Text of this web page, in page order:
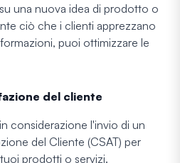
una nuova idea di prodotto o
ciò che i clienti apprezzano
puoi ottimizzare le
del cliente
considerazione l'invio di un
del Cliente (CSAT) per
prodotti o servizi.